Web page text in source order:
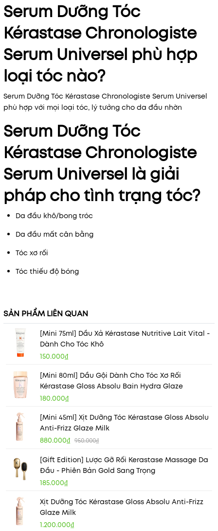
Serum Dưỡng Tóc
Kérastase Chronologiste
Serum Universel phù hợp
loại tóc nào?
Serum Dưỡng Tóc Kérastase Chronologiste Serum Universel
phù hợp với mọi loại tóc, lý tưởng cho da đầu nhờn
Serum Dưỡng Tóc
Kérastase Chronologiste
Serum Universel là giải
pháp cho tình trạng tóc?
Da đầu khô/bong tróc
Da đầu mất cân bằng
Tóc xơ rối
Tóc thiếu độ bóng
SẢN PHẨM LIÊN QUAN
[Mini 75ml] Dầu Xả Kérastase Nutritive Lait Vital -
Dành Cho Tóc Khô
150.000₫
[Mini 80ml] Dầu Gội Dành Cho Tóc Xơ Rối
Kérastase Gloss Absolu Bain Hydra Glaze
180.000₫
[Mini 45ml] Xịt Dưỡng Tóc Kérastase Gloss Absolu
Anti-Frizz Glaze Milk
880.000₫ 950.000₫
[Gift Edition] Lược Gỡ Rối Kerastase Massage Da
Đầu - Phiên Bản Gold Sang Trọng
185.000₫
Xịt Dưỡng Tóc Kérastase Gloss Absolu Anti-Frizz
Glaze Milk
1.200.000₫